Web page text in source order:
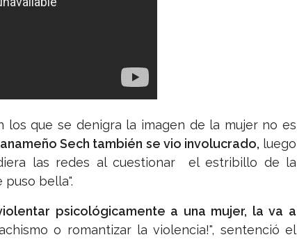
los que se denigra la imagen de la mujer no es
Sech también se vio involucrado, luego
las redes al cuestionar el estribillo de la
puso bella".
psicológicamente a una mujer, la va a
o romantizar la violencia!", sentenció el